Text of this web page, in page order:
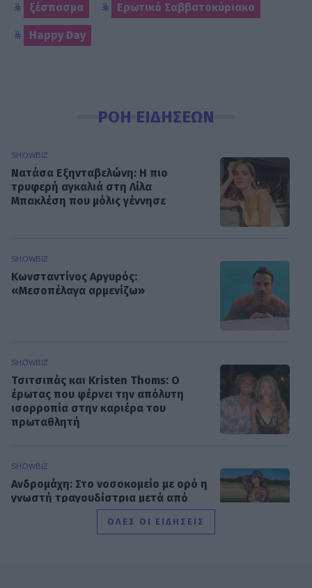
ξέσπασμα Ερωτικό Σαββατοκύριακο
Happy Day
ΡΟΗ ΕΙΔΗΣΕΩΝ
SHOWBIZ
Νατάσα Εξηνταβελώνη: Η πιο
τρυφερή αγκαλιά στη Λίλα
Μπακλέση που μόλις γέννησε
SHOWBIZ
Κωνσταντίνος Αργυρός:
«Μεσοπέλαγα αρμενίζω»
SHOWBIZ
Τσιτσιπάς και Kristen Thoms: Ο
έρωτας που φέρνει την απόλυτη
ισορροπία στην καριέρα του
πρωταθλητή
SHOWBIZ
Ανδρομάχη: Στο νοσοκομείο με ορό η
γνωστή τραγουδίστρια μετά από
έντονη αδιαθεσία σε live εμφάνιση
ΟΛΕΣ ΟΙ ΕΙΔΗΣΕΙΣ